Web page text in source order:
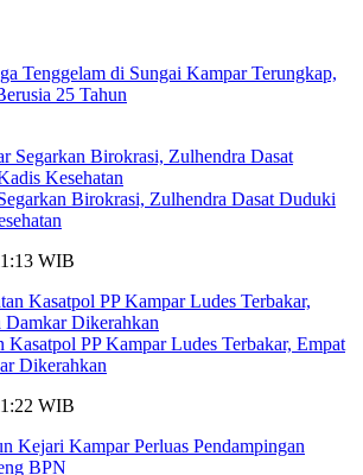
Birokrasi, Zulhendra Dasat Duduki
WIB
Kasatpol PP Kampar Ludes Terbakar, Empat
Dikerahkan
WIB